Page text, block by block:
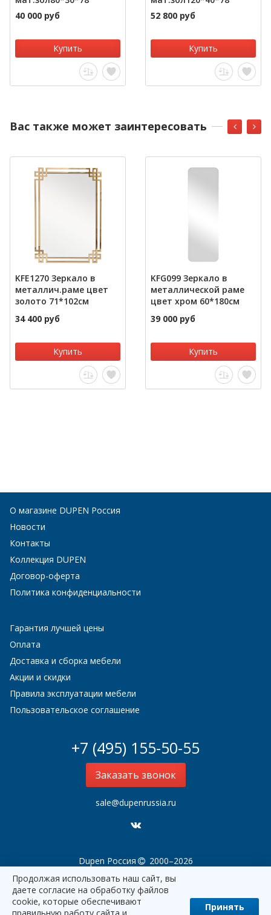
40 000 руб
Купить
52 800 руб
Купить
Вас также может заинтересовать
KFE1270 Зеркало в
металлич.раме цвет
золото 71*102см
34 400 руб
Купить
KFG099 Зеркало в
металлической раме
цвет хром 60*180см
39 000 руб
Купить
О магазине DUPEN Россия
Новости
Контакты
Коллекция DUPEN
Договор-оферта
Политика конфиденциальности
Гарантия лучшей цены
Оплата
Доставка и сборка мебели
Акции и скидки
Правила эксплуатации мебели
Пользовательское соглашение
+7 (495) 155-50-55
Заказать звонок
sale@dupenrussia.ru
Dupen Россия
2000–2026
Продолжая использовать наш сайт, вы
даете согласие на обработку файлов
cookie, которые обеспечивают
Принять